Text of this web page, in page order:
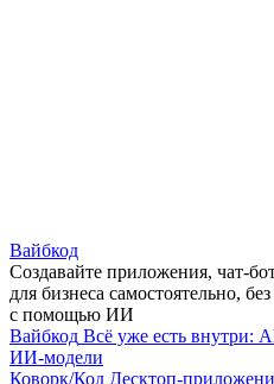
Вайбкод
Создавайте приложения, чат-
для бизнеса самостоятельно,
с помощью ИИ
Вайбкод Всё уже есть внутри:
ИИ-модели
Коворк/Код Десктоп-